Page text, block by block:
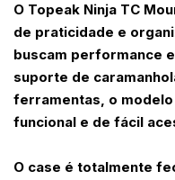
O Topeak Ninja TC
de praticidade e
buscam performance
suporte de
ferramentas, o
funcional e de fácil
O case é totalmente